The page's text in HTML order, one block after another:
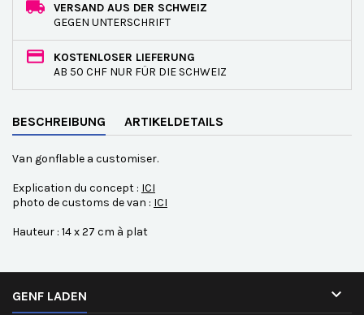
VERSAND AUS DER SCHWEIZ
GEGEN UNTERSCHRIFT
KOSTENLOSER LIEFERUNG
AB 50 CHF NUR FÜR DIE SCHWEIZ
BESCHREIBUNG ARTIKELDETAILS
Van gonflable a customiser.
Explication du concept : ICI
photo de customs de van : ICI
Hauteur : 14 x 27 cm à plat
GENF LADEN 